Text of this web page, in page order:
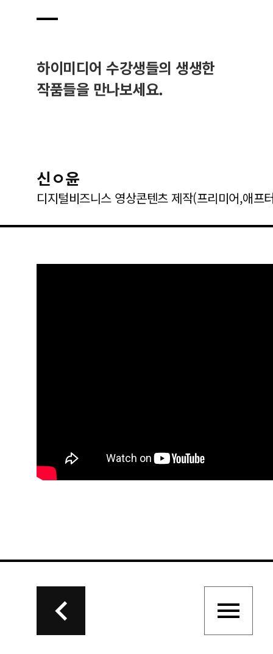
하이미디어 수강생들의 생생한
작품들을 만나보세요.
신ㅇ윤
디지털비즈니스 영상콘텐츠 제작(프리미어,애프